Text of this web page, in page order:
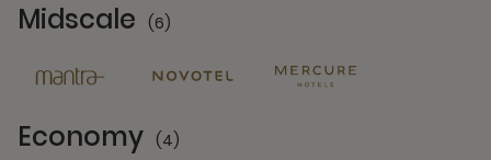
Midscale (6)
Economy (4)